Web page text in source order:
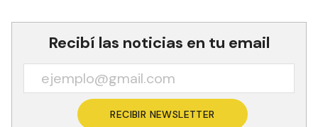
Recibí las noticias en tu email
RECIBIR NEWSLETTER